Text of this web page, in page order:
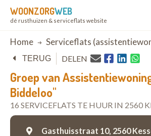
WOONZORGWEB
dé rusthuizen & serviceflats website
Breadcrumb
Home Serviceflats
Groep van
Biddeloo"
16 SERVICEFLATS TE HUUR IN 2560
TERUG DELEN
Gasthuisstraat 10, 2560